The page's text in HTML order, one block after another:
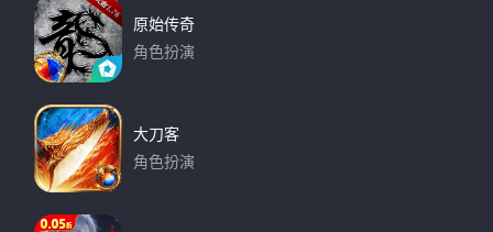
原始传奇
角色扮演
大刀客
角色扮演